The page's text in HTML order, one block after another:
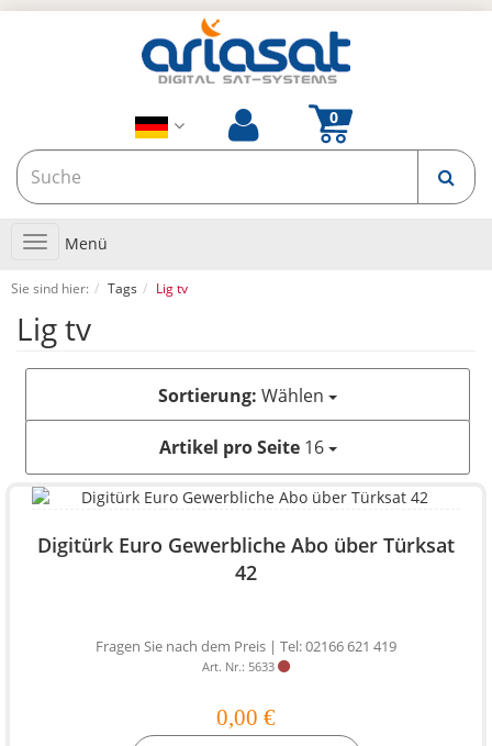
Toggle
navigation
Menü
Sie sind hier: Tags Lig tv
Lig tv
Sortierung: Wählen
Artikel pro Seite16
Digitürk Euro Gewerbliche Abo über Türksat
42
Fragen Sie nach dem Preis | Tel: 02166 621 419
Art. Nr.: 5633
0,00 €